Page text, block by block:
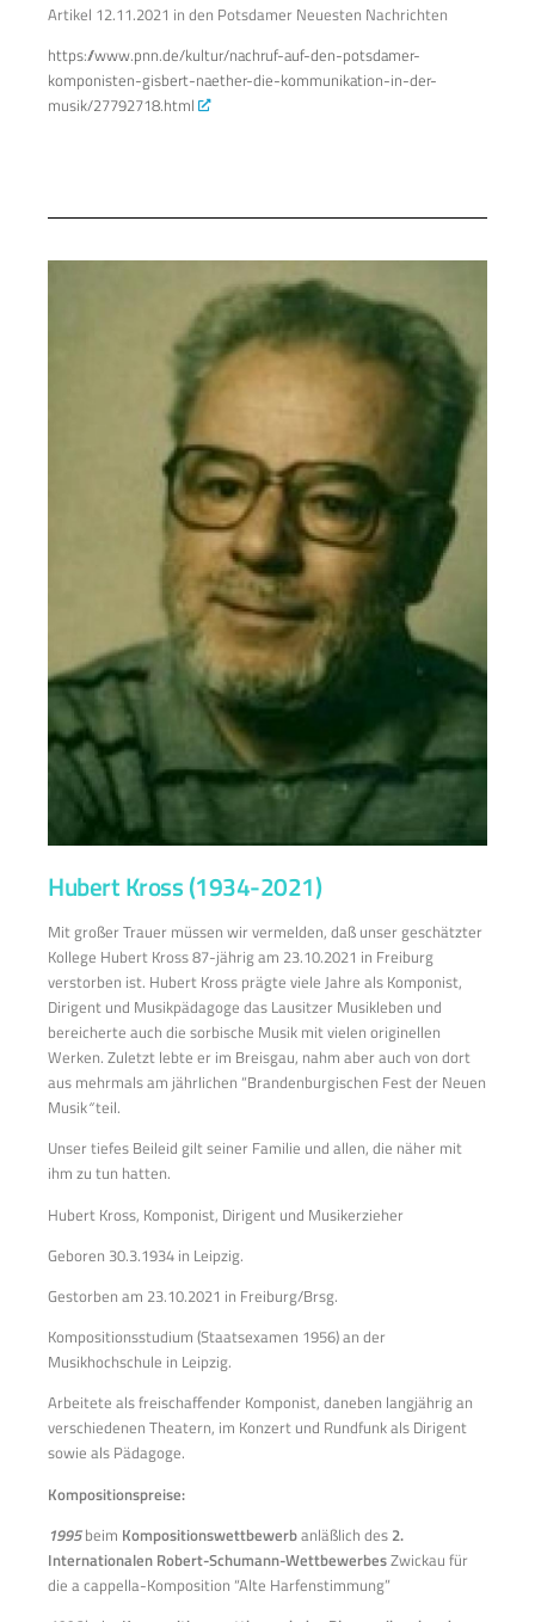
Artikel 12.11.2021 in den Potsdamer Neuesten Nachrichten
https://www.pnn.de/kultur/nachruf-auf-den-potsdamer-
komponisten-gisbert-naether-die-kommunikation-in-der-
musik/27792718.html
Hubert Kross (1934-2021)
Mit großer Trauer müssen wir vermelden, daß unser geschätzter
Kollege Hubert Kross 87-jährig am 23.10.2021 in Freiburg
verstorben ist. Hubert Kross prägte viele Jahre als Komponist,
Dirigent und Musikpädagoge das Lausitzer Musikleben und
bereicherte auch die sorbische Musik mit vielen originellen
Werken. Zuletzt lebte er im Breisgau, nahm aber auch von dort
aus mehrmals am jährlichen “Brandenburgischen Fest der Neuen
Musik“teil.
Unser tiefes Beileid gilt seiner Familie und allen, die näher mit
ihm zu tun hatten.
Hubert Kross, Komponist, Dirigent und Musikerzieher
Geboren 30.3.1934 in Leipzig.
Gestorben am 23.10.2021 in Freiburg/Brsg.
Kompositionsstudium (Staatsexamen 1956) an der
Musikhochschule in Leipzig.
Arbeitete als freischaffender Komponist, daneben langjährig an
verschiedenen Theatern, im Konzert und Rundfunk als Dirigent
sowie als Pädagoge.
Kompositionspreise:
1995beim Kompositionswettbewerbanläßlich des 2.
Internationalen Robert-Schumann-WettbewerbesZwickau für
die a cappella-Komposition “Alte Harfenstimmung”